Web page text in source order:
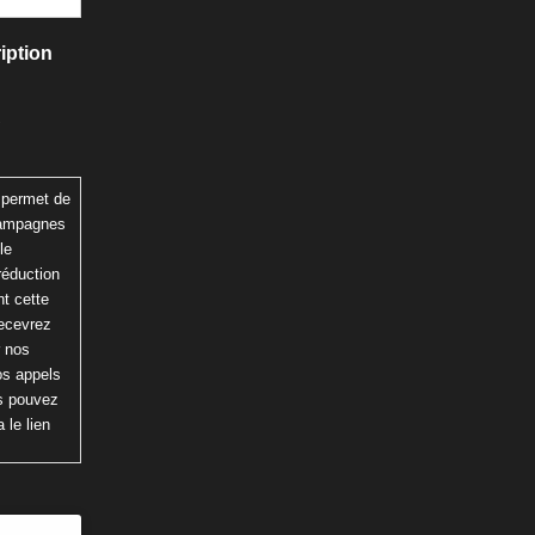
de
cette
nos
appels
pouvez
le lien